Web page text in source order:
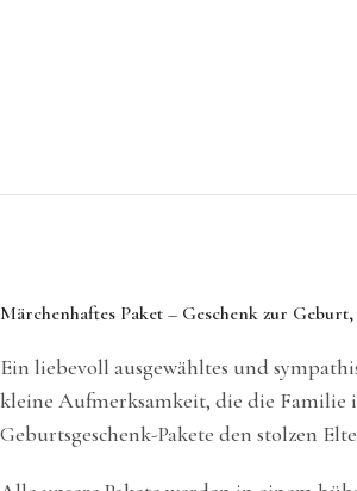
Märchenhaftes Paket – Geschenk zur
Ein liebevoll ausgewähltes und
kleine Aufmerksamkeit, die die Familie
Geburtsgeschenk-Pakete den stolzen